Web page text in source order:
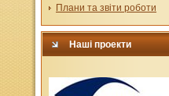
Плани та звіти роботи
Наші проекти